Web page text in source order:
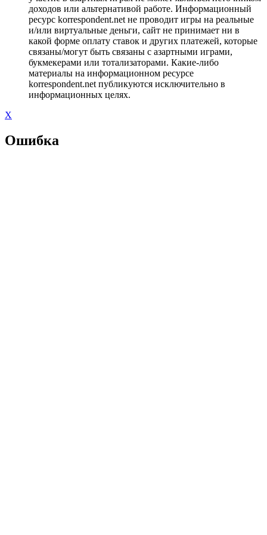
доходов или альтернативой работе. Информационный
ресурс korrespondent.net не проводит игры на реальные
и/или виртуальные деньги, сайт не принимает ни в
какой форме оплату ставок и других платежей, которые
связаны/могут быть связаны с азартными играми,
букмекерами или тотализаторами. Какие-либо
материалы на информационном ресурсе
korrespondent.net публикуются исключительно в
информационных целях.
X
Ошибка